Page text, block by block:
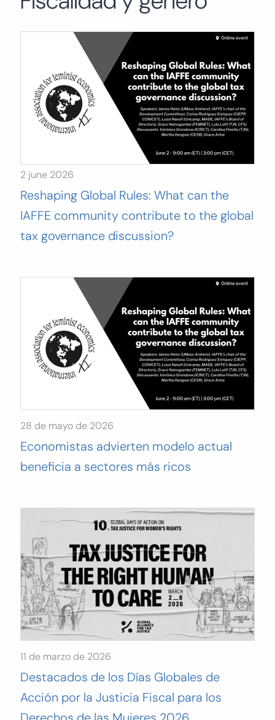
BUSCAR
2 june 2026
Reshaping Global Rules: What can the
IAFFE community contribute to the global
tax governance discussion?
28 de mayo de 2026
Economistas advierten modelo actual
beneficia a sectores más ricos
11 de marzo de 2026
Destacados de los Días Globales de
Acción por la Justicia Fiscal para los